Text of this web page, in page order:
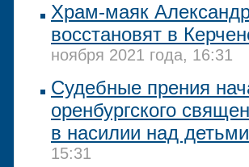
Храм-маяк
восстановят в
ноября 2021 года, 16:31
Судебные прения
оренбургского
в насилии над детьми
15:31